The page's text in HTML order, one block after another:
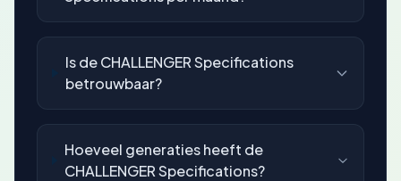
Is de CHALLENGER Specifications
betrouwbaar?
Hoeveel generaties heeft de
CHALLENGER Specifications?